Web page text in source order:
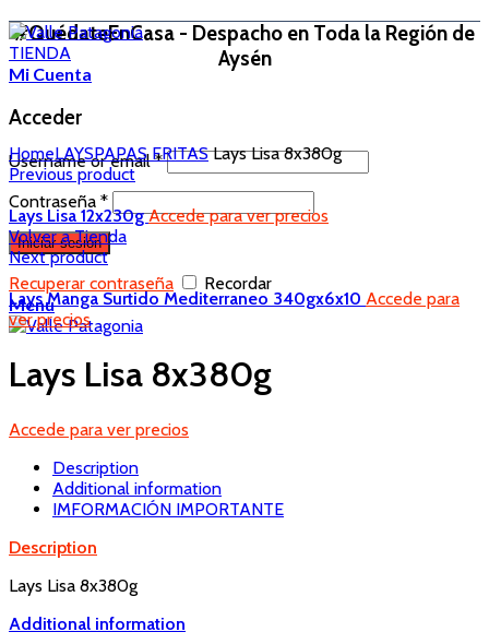
#QuédateEnCasa - Despacho en Toda la Región de
Aysén
TIENDA
Mi Cuenta
Acceder
Username or email*
Contraseña *
Iniciar sesión
Recuperar contraseña
Recordar
Menu
HomeLAYSPAPAS FRITASLays Lisa 8x380g
Previous product
Lays Lisa 12x230gAccede para ver precios
Volver a Tienda
Next product
Lays Manga Surtido Mediterraneo 340gx6x10 Accede para
ver precios
Lays Lisa 8x380g
Accede para ver precios
Description
Additional information
IMFORMACIÓN IMPORTANTE
Description
Lays Lisa 8x380g
Additional information